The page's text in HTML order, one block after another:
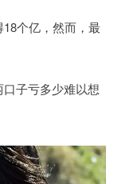
个亿，然而，最
子亏多少难以想